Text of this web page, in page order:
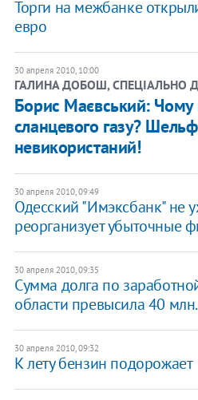
Торги на межбанке
евро
30 апреля 2010, 10:00
ГАЛИНА ДОБОШ, СПЕЦІАЛЬНО
Борис Маєвський:
сланцевого газу?
невикористаний!
30 апреля 2010, 09:49
Одесский "Имэксбанк" не
реорганизует убыточные
30 апреля 2010, 09:35
Сумма долга по
области превысила 40
30 апреля 2010, 09:32
К лету бензин подорожает